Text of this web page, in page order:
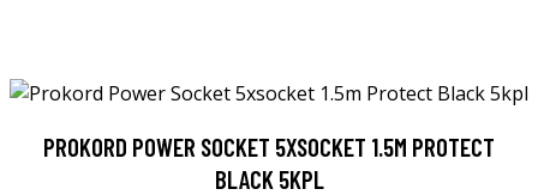
PROKORD POWER SOCKET 5XSOCKET 1.5M PROTECT
BLACK 5KPL